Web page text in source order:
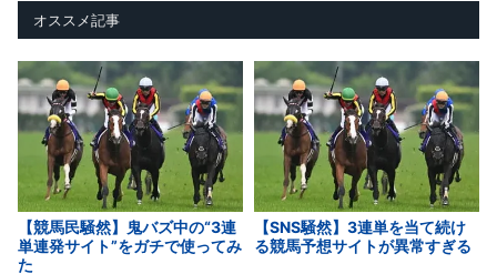
オススメ記事
【競馬民騒然】鬼バズ中の“3連
単連発サイト”をガチで使ってみ
た
【SNS騒然】3連単を当て続け
る競馬予想サイトが異常すぎる